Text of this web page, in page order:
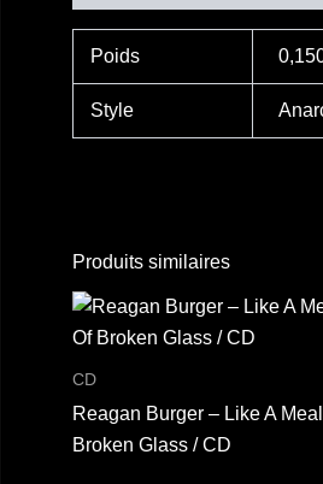
Poids
Style
Produits similaires
CD
Reagan Burger – Like A
Broken Glass / CD